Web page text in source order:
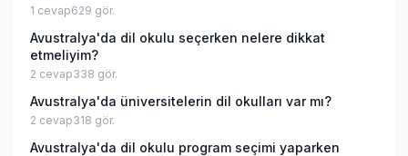
1 cevap629 gör.
Avustralya'da dil okulu seçerken nelere dikkat
etmeliyim?
2 cevap338 gör.
Avustralya'da üniversitelerin dil okulları var mı?
2 cevap318 gör.
Avustralya'da dil okulu program seçimi yaparken